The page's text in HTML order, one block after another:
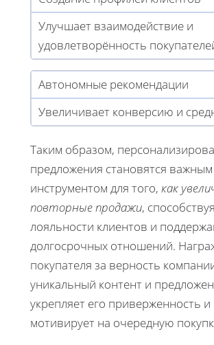
Улучшает взаимодействие и
удовлетворённость
Автономные рекомендации
Увеличивает конверсию и
Таким образом,
предложения становятся важным
инструментом для того, как
повторные продажи,
лояльности клиентов и
долгосрочных отношений.
покупателя за верность
уникальный контент и
укрепляет его приверженность и
мотивирует на очередную